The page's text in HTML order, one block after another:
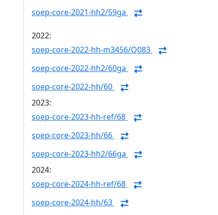
soep-core-2021-hh2/59ga
2022:
soep-core-2022-hh-m3456/Q083
soep-core-2022-hh2/60ga
soep-core-2022-hh/60
2023:
soep-core-2023-hh-ref/68
soep-core-2023-hh/66
soep-core-2023-hh2/66ga
2024:
soep-core-2024-hh-ref/68
soep-core-2024-hh/63